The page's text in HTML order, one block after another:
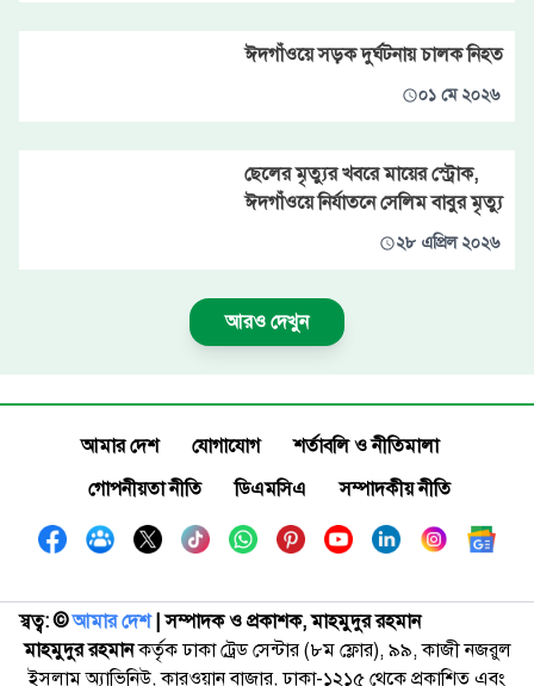
ঈদগাঁওয়ে সড়ক দুর্ঘটনায় চালক নিহত
০১ মে ২০২৬
ছেলের মৃত্যুর খবরে মায়ের স্ট্রোক,
ঈদগাঁওয়ে নির্যাতনে সেলিম বাবুর মৃত্যু
২৮ এপ্রিল ২০২৬
আরও দেখুন
আমার দেশ যোগাযোগ
শর্তাবলি ও নীতিমালা
গোপনীয়তা নীতি
ডিএমসিএ সম্পাদকীয় নীতি
স্বত্ব: ©️আমার দেশ| সম্পাদক ও প্রকাশক, মাহমুদুর রহমান
মাহমুদুর রহমানকর্তৃক ঢাকা ট্রেড সেন্টার (৮ম ফ্লোর), ৯৯, কাজী নজরুল
ইসলাম অ্যাভিনিউ, কারওয়ান বাজার, ঢাকা-১২১৫ থেকে প্রকাশিত এবং